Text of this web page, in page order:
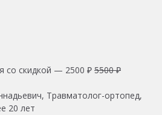
со скидкой — 2500 ₽ 5500 ₽
Травматолог-ортопед,
20 лет